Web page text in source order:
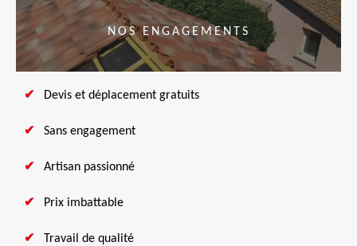
NOS ENGAGEMENTS
Devis et déplacement gratuits
Sans engagement
Artisan passionné
Prix imbattable
Travail de qualité